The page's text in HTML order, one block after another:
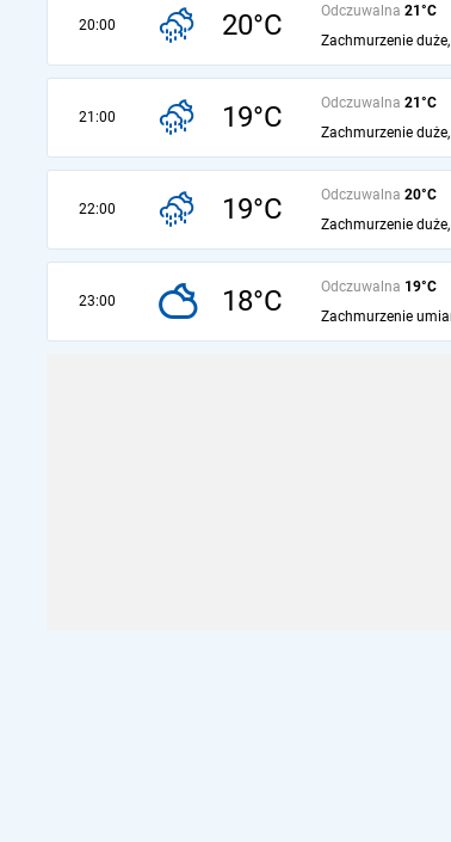
20:00 20°C Odczuwalna 21°C
Zachmurzenie
21:00 19°C Odczuwalna 21°C
Zachmurzenie
22:00 19°C Odczuwalna 20°C
Zachmurzenie
23:00 18°C Odczuwalna 19°C
Zachmurzenie